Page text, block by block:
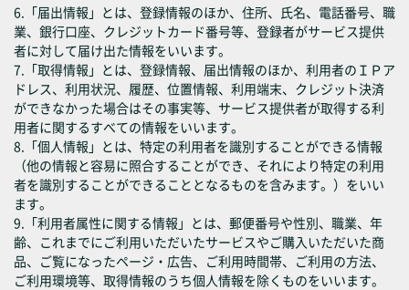
6.「届出情報」とは、登録情報のほか、住所、氏名、電話番号、職
業、銀行口座、クレジットカード番号等、登録者がサービス提供
者に対して届け出た情報をいいます。
7.「取得情報」とは、登録情報、届出情報のほか、利用者のＩＰア
ドレス、利用状況、履歴、位置情報、利用端末、クレジット決済
ができなかった場合はその事実等、サービス提供者が取得する利
用者に関するすべての情報をいいます。
8.「個人情報」とは、特定の利用者を識別することができる情報
（他の情報と容易に照合することができ、それにより特定の利用
者を識別することができることとなるものを含みます。）をいい
ます。
9.「利用者属性に関する情報」とは、郵便番号や性別、職業、年
齢、これまでにご利用いただいたサービスやご購入いただいた商
品、ご覧になったページ・広告、ご利用時間帯、ご利用の方法、
ご利用環境等、取得情報のうち個人情報を除くものをいいます。